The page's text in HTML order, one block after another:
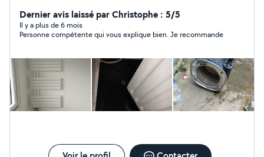
matériel du plombier, me contacter pour plus de photos
de mes travaux ou pour tout renseignement
complémentaire.
Dernier avis laissé par Christophe : 5/5
Il y a plus de 6 mois
Personne compétente qui vous explique bien. Je recommande